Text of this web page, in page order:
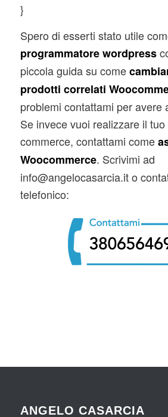
}
Spero di esserti stato utile
programmatore wordpress
piccola guida su come
prodotti correlati
problemi contattami per avere
Se invece vuoi realizzare il
commerce, contattami come
Woocommerce. Scrivimi ad
info@angelocasarcia.it o
telefonico:
ANGELO CASARCIA